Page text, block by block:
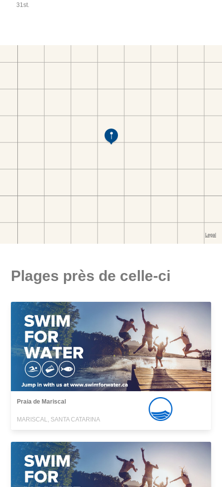
31st.
Plages près de celle-ci
Praia de Mariscal
MARISCAL, SANTA CATARINA